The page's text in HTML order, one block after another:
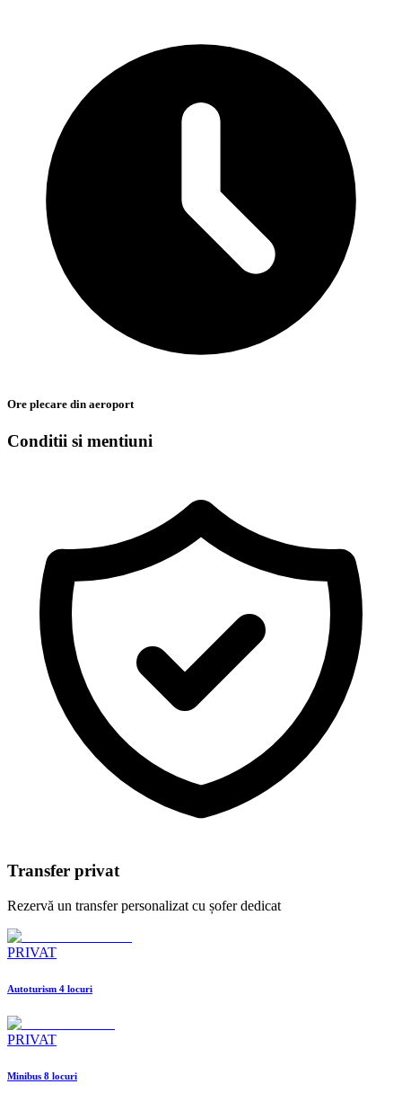
Ore plecare din aeroport
Conditii si mentiuni
Transfer privat
Rezervă un transfer personalizat cu șofer dedicat
PRIVAT
Autoturism 4 locuri
PRIVAT
Minibus 8 locuri